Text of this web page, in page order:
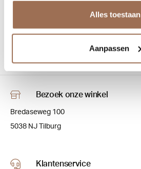
Alles toestaan
Aanpassen
Bezoek onze winkel
Bredaseweg 100
5038 NJ Tilburg
Klantenservice